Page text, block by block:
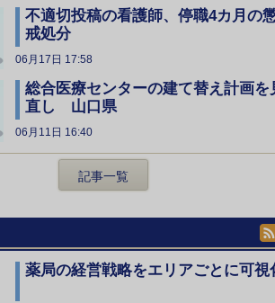
不適切投稿の看護師、停職4カ月の
戒処分
06月17日 17:58
総合医療センターの建て替え計画を
直し 山口県
06月11日 16:40
記事一覧
薬局の経営戦略をエリアごとに可視